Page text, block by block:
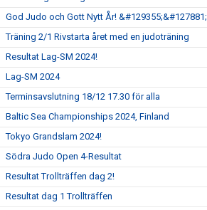
God Judo och Gott Nytt År! &#129355;&#127881;
Träning 2/1 Rivstarta året med en judoträning
Resultat Lag-SM 2024!
Lag-SM 2024
Terminsavslutning 18/12 17.30 för alla
Baltic Sea Championships 2024, Finland
Tokyo Grandslam 2024!
Södra Judo Open 4-Resultat
Resultat Trollträffen dag 2!
Resultat dag 1 Trollträffen